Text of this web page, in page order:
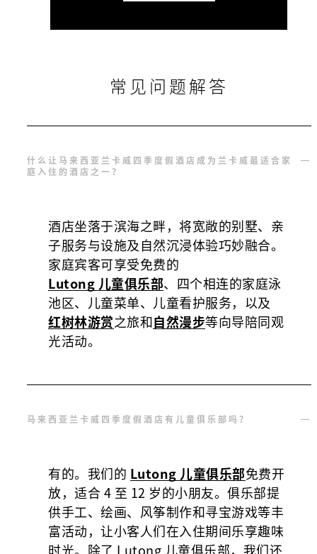
常见问题解答
什么让马来西亚兰卡威四季度假酒店成为兰卡威最适合家
庭入住的酒店之一？
酒店坐落于滨海之畔，将宽敞的别墅、亲
子服务与设施及自然沉浸体验巧妙融合。
家庭宾客可享受免费的
Lutong 儿童俱乐部、四个相连的家庭泳
池区、儿童菜单、儿童看护服务，以及
红树林游赏之旅和自然漫步等向导陪同观
光活动。
马来西亚兰卡威四季度假酒店有儿童俱乐部吗？
有的。我们的 Lutong 儿童俱乐部免费开
放，适合 4 至 12 岁的小朋友。俱乐部提
供手工、绘画、风筝制作和寻宝游戏等丰
富活动，让小客人们在入住期间乐享趣味